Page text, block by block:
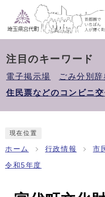
注目のキーワード
電子掲示場
ごみ分別辞
住民票などのコンビニ
現在位置
ホーム 行政情報 市
令和5年度